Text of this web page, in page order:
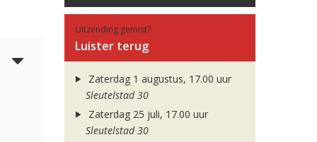
Uitzending gemist?
Luister terug
Zaterdag 1 augustus, 17.00 uur
Sleutelstad 30
Zaterdag 25 juli, 17.00 uur
Sleutelstad 30